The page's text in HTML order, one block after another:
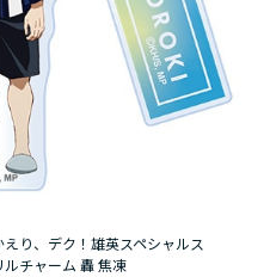
り、デク！雄英スペシャルス
チャーム 轟 焦凍